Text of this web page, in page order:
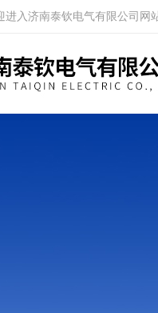
进入济南泰钦电气有限公司网